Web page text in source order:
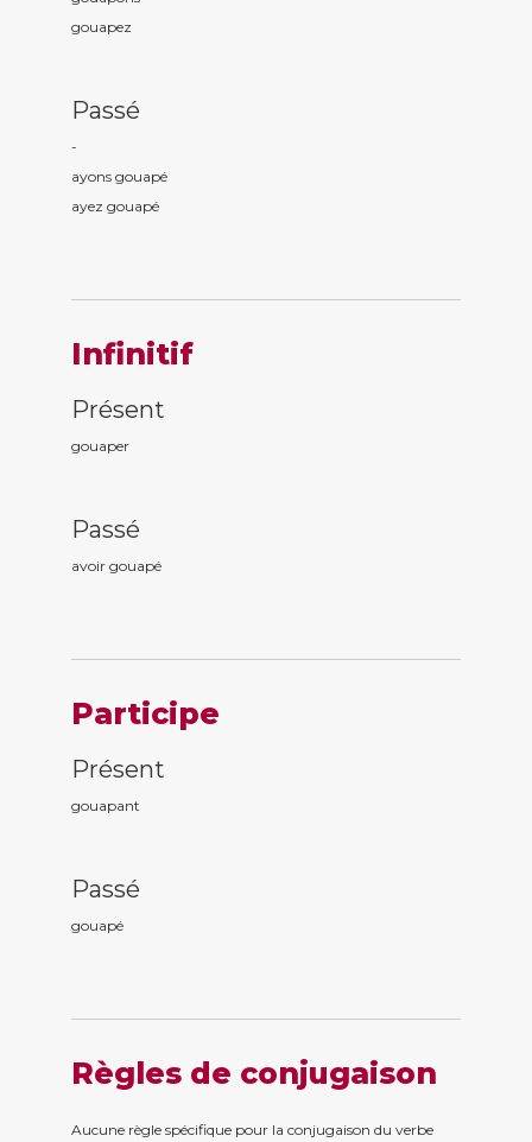
gouapez
Passé
-
ayons gouapé
ayez gouapé
Infinitif
Présent
gouaper
Passé
avoir gouapé
Participe
Présent
gouapant
Passé
gouapé
Règles de conjugaison
Aucune règle spécifique pour la conjugaison du verbe